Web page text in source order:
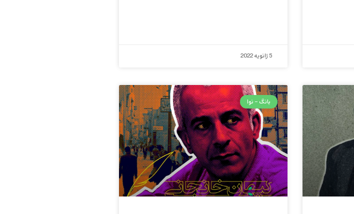
5 ژانویه 2022
بانگ - نوا